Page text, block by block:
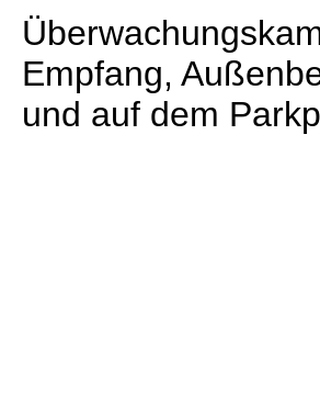
Empfang,
und auf dem